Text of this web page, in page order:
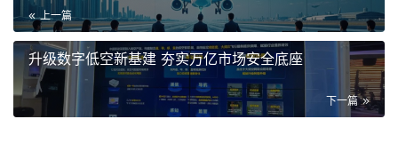
上一篇
升级数字低空新基建 夯实万亿市场安全底座
下一篇